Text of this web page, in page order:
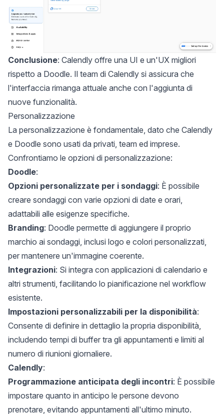
Conclusione: Calendly offre una UI e un'UX migliori
rispetto a Doodle. Il team di Calendly si assicura che
l'interfaccia rimanga attuale anche con l'aggiunta di
nuove funzionalità.
Personalizzazione
La personalizzazione è fondamentale, dato che Calendly
e Doodle sono usati da privati, team ed imprese.
Confrontiamo le opzioni di personalizzazione:
Doodle:
Opzioni personalizzate per i sondaggi: È possibile
creare sondaggi con varie opzioni di date e orari,
adattabili alle esigenze specifiche.
Branding: Doodle permette di aggiungere il proprio
marchio ai sondaggi, inclusi logo e colori personalizzati,
per mantenere un'immagine coerente.
Integrazioni: Si integra con applicazioni di calendario e
altri strumenti, facilitando lo pianificazione nel workflow
esistente.
Impostazioni personalizzabili per la disponibilità:
Consente di definire in dettaglio la propria disponibilità,
includendo tempi di buffer tra gli appuntamenti e limiti al
numero di riunioni giornaliere.
Calendly:
Programmazione anticipata degli incontri: È possibile
impostare quanto in anticipo le persone devono
prenotare, evitando appuntamenti all'ultimo minuto.